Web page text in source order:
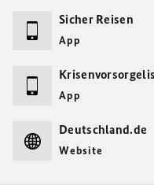
Sicher Reisen
App
App
Deutschland.de
Website